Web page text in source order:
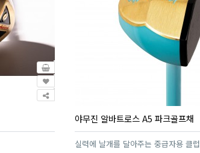
야무진 알바트로스 A5 파크골프채
실력에 날개를 달아주는 중급자용 클럽